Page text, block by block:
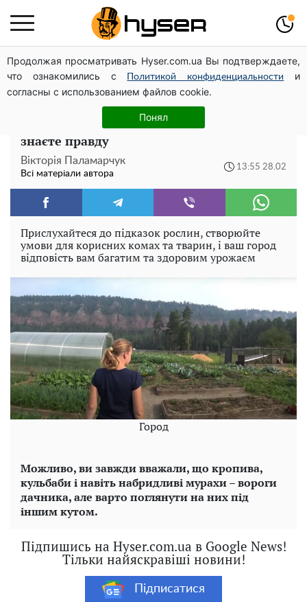
Продолжая просматривать Hyser.com.ua Вы подтверждаете,
что ознакомились с
Политикой конфиденциальности
и
согласны с использованием файлов cookie.
Понял
Спробувавши один раз, ви готуватимете це постійно:
рецепт салату з баклажанів з грибами на зиму
Несподівані союзники вашого городу: ви
постійно намагаєтесь їх витравити, бо не
знаєте правду
Вікторія Паламарчук
Всі матеріали автора
13:55 28.02
Прислухайтеся до підказок рослин, створюйте
умови для корисних комах та тварин, і ваш город
відповість вам багатим та здоровим урожаєм
Город
Можливо, ви завжди вважали, що кропива,
кульбаби і навіть набридливі мурахи – вороги
дачника, але варто поглянути на них під
іншим кутом.
Підпишись на Hyser.com.ua в Google News!
Тільки найяскравіші новини!
Підписатися